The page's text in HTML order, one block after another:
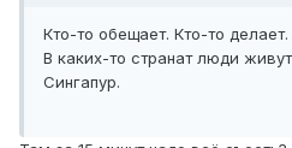
Кто-то обещает. Кто-то делает.
В каких-то странат люди
Сингапур.